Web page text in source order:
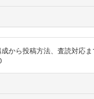
から投稿方法、査読対応